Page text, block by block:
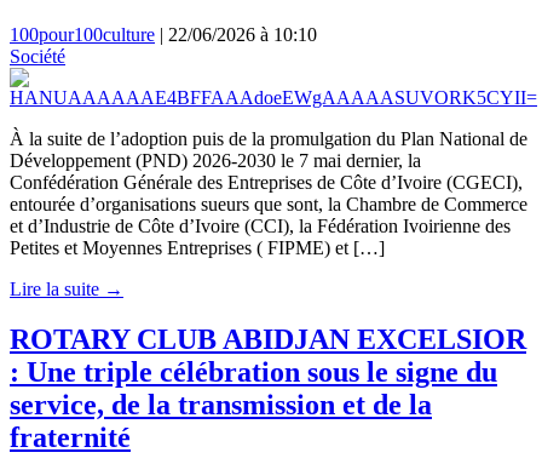
100pour100culture | 22/06/2026 à 10:10
Société
À la suite de l’adoption puis de la promulgation du Plan National de
Développement (PND) 2026-2030 le 7 mai dernier, la
Confédération Générale des Entreprises de Côte d’Ivoire (CGECI),
entourée d’organisations sueurs que sont, la Chambre de Commerce
et d’Industrie de Côte d’Ivoire (CCI), la Fédération Ivoirienne des
Petites et Moyennes Entreprises ( FIPME) et […]
Lire la suite →
ROTARY CLUB ABIDJAN EXCELSIOR
: Une triple célébration sous le signe du
service, de la transmission et de la
fraternité